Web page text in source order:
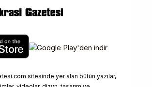
sitesinde yer alan bütün yazılar,